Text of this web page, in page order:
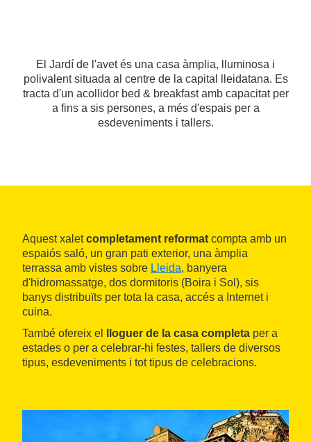
El Jardí de l'avet és una casa àmplia, lluminosa i
polivalent situada al centre de la capital lleidatana. Es
tracta d'un acollidor bed & breakfast amb capacitat per
a fins a sis persones, a més d'espais per a
esdeveniments i tallers.
Aquest xaletcompletament reformat compta amb un
espaiós saló, un gran pati exterior, una àmplia
terrassa amb vistes sobre Lleida, banyera
d'hidromassatge, dos dormitoris (Boira i Sol), sis
banys distribuïts per tota la casa, accés a Internet i
cuina.
També ofereix el
lloguer de la casa completa per a
estades o per a celebrar-hi festes, tallers de diversos
tipus, esdeveniments i tot tipus de celebracions.